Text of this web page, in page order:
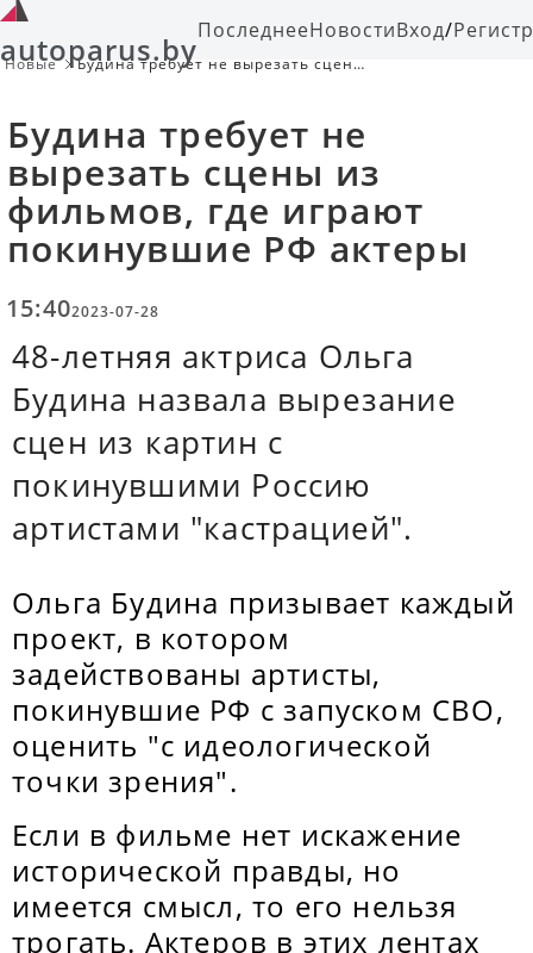
autoparus.byПоследнееНовостиВход/
Новые
Будина требует не вырезать сцены
Будина требует не
вырезать сцены из
фильмов, где играют
покинувшие РФ актеры
15:402023-07-28
48-летняя актриса Ольга
Будина назвала вырезание
сцен из картин с
покинувшими Россию
артистами "кастрацией".
Ольга Будина призывает каждый
проект, в котором
задействованы артисты,
покинувшие РФ с запуском СВО,
оценить "с идеологической
точки зрения".
Если в фильме нет искажение
исторической правды, но
имеется смысл, то его нельзя
трогать. Актеров в этих лентах